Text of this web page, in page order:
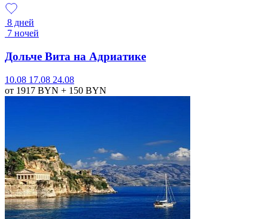
8 дней
7 ночей
Дольче Вита на Адриатике
10.08 17.08 24.08
от 1917 BYN + 150 BYN